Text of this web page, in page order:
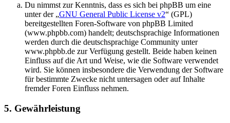
Du nimmst zur Kenntnis, dass es sich bei phpBB um eine
unter der „GNU General Public License v2“ (GPL)
bereitgestellten Foren-Software von phpBB Limited
(www.phpbb.com) handelt; deutschsprachige Informationen
werden durch die deutschsprachige Community unter
www.phpbb.de zur Verfügung gestellt. Beide haben keinen
Einfluss auf die Art und Weise, wie die Software verwendet
wird. Sie können insbesondere die Verwendung der Software
für bestimmte Zwecke nicht untersagen oder auf Inhalte
fremder Foren Einfluss nehmen.
5. Gewährleistung